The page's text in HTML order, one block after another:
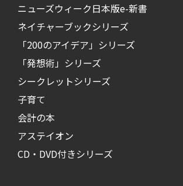
ニューズウィーク日本版e-新書
ネイチャーブックシリーズ
「200のアイデア」シリーズ
「発想術」シリーズ
シークレットシリーズ
子育て
会計の本
アステイオン
CD・DVD付きシリーズ